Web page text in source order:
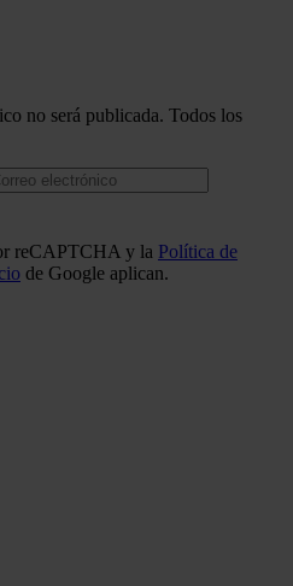
no será publicada. Todos los
reCAPTCHA y la Política de
de Google aplican.